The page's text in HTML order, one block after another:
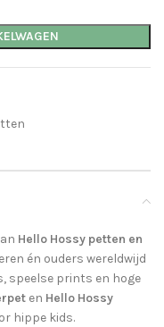
Hello Hossy petten en
én ouders wereldwijd
speelse prints en hoge
en Hello Hossy
hippe kids.